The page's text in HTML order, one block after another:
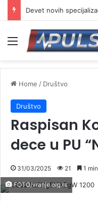
Menu
Home / Društvo
Društvo
Raspisan
dece u PU
31/03/2025 21 1
FOTO/vranje.org.rs